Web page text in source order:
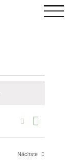
Such-
Suche
Liste
Nächste